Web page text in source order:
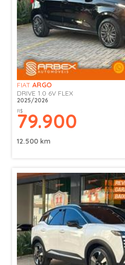
FIAT ARGO
DRIVE 1.0 6V FLEX
2025/2026
R$
79.900
12.500 km